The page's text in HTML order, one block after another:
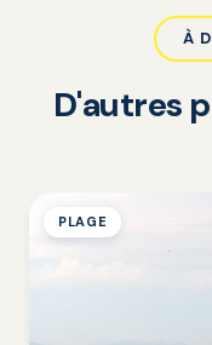
À
D'autres
PLAGE